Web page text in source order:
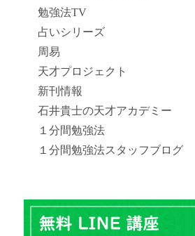
勉強法TV
占いシリーズ
周易
天才プロジェクト
新刊情報
石井貴士の天才アカデミー
１分間勉強法
１分間勉強法スタッフブログ